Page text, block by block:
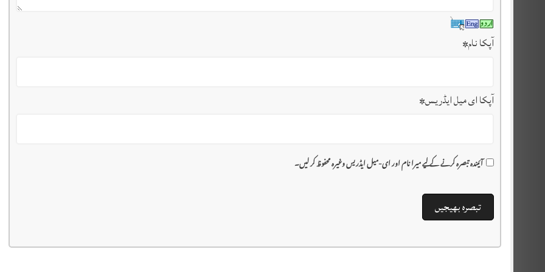
آپکا نام*
آپکا ای میل ایڈریس*
آئیندہ تبصرہ کرنے کے لیے میرا نام اور ای-میل ایڈریس وغیرہ محفوظ کر لیں۔